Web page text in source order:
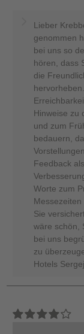
Lieber
genommen
bei uns so
hören, dass
die
Hinweise zu
und zum
bedauern,
Feedback
Worte zum
Sie
wäre schön,
bei uns
zu
Hotels